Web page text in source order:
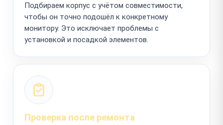
Подбираем корпус с учётом совместимости,
чтобы он точно подошёл к конкретному
монитору. Это исключает проблемы с
установкой и посадкой элементов.
Проверка после ремонта